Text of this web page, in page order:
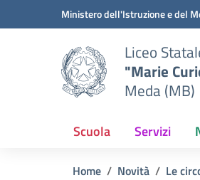
Vai ai contenuti
Vai al menu di navigazioneMinistero dell'Istruzione e del
Liceo
"Marie
Meda (MB)
Scuola Servizi
Home Novità Le